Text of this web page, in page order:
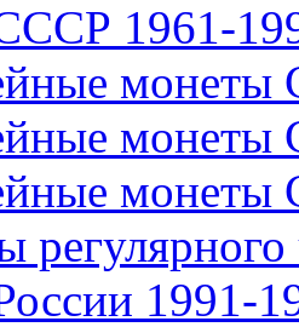
1961-
монеты
1991-